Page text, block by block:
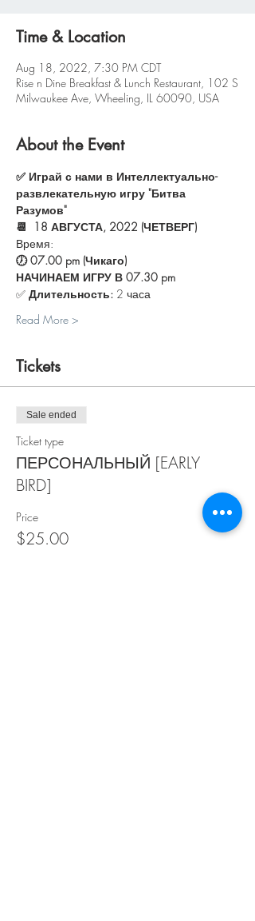
Time & Location
Aug 18, 2022, 7:30 PM CDT
Rise n Dine Breakfast & Lunch Restaurant, 102 S
Milwaukee Ave, Wheeling, IL 60090, USA
About the Event
✅ Играй с нами в Интеллектуально-
развлекательную игру "Битва
Разумов"
📆  18 АВГУСТА, 2022 (ЧЕТВЕРГ)
Время:
🕖 07.00 pm (Чикаго)
НАЧИНАЕМ ИГРУ В 07.30 pm
✅ Длительность: 2 часа
Read More >
Tickets
Sale ended
Ticket type
ПЕРСОНАЛЬНЫЙ [EARLY
BIRD]
Price
$25.00